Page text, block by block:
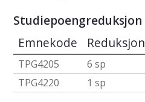
Studiepoengreduksjon
Emnekode Reduksjon
TPG4205 6 sp
TPG4220
1 sp